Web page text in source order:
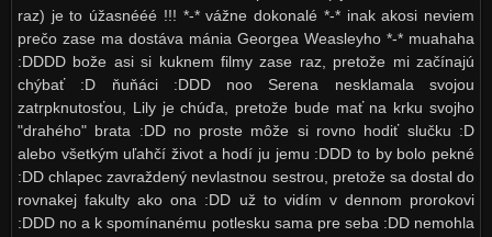
raz) je to úžasnééé !!! *-* vážne dokonalé *-* inak akosi neviem
prečo zase ma dostáva mánia Georgea Weasleyho *-* muahaha
:DDDD bože asi si kuknem filmy zase raz, pretože mi začínajú
chýbať :D ňuňáci :DDD noo Serena nesklamala svojou
zatrpknutosťou, Lily je chúďa, pretože bude mať na krku svojho
"drahého" brata :DD no proste môže si rovno hodiť slučku :D
alebo všetkým uľahčí život a hodí ju jemu :DDD to by bolo pekné
:DD chlapec zavraždený nevlastnou sestrou, pretože sa dostal do
rovnakej fakulty ako ona :DD už to vidím v dennom prorokovi
:DDD no a k spomínanému potlesku sama pre seba :DD nemohla